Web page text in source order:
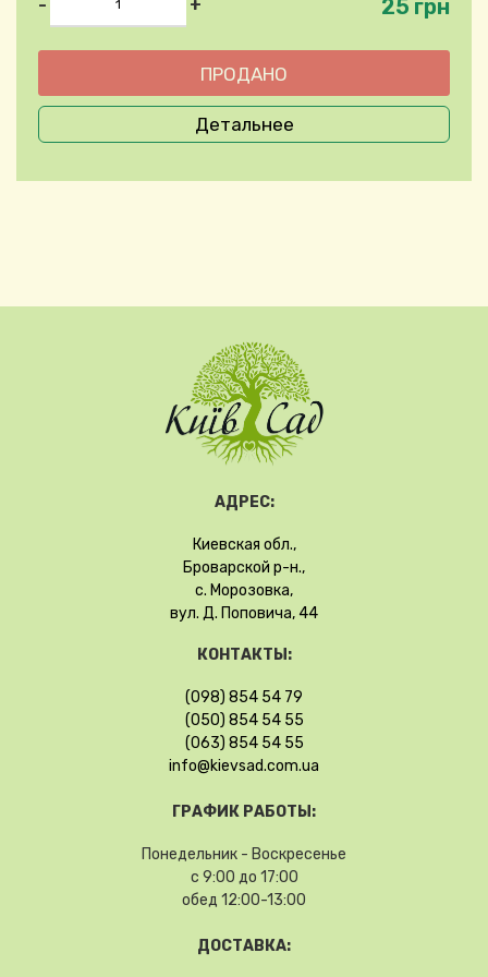
-
+ 25 грн
Детальнее
АДРЕС:
Киевская обл.,
Броварской р-н.,
с. Морозовка,
вул. Д. Поповича, 44
КОНТАКТЫ:
(098) 854 54 79
(050) 854 54 55
(063) 854 54 55
info@kievsad.com.ua
ГРАФИК РАБОТЫ:
Понедельник - Воскресенье
с 9:00 до 17:00
обед 12:00-13:00
ДОСТАВКА: